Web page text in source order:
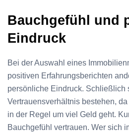
Bauchgefühl und
Eindruck
Bei der Auswahl eines
positiven Erfahrungsberichten
persönliche Eindruck. Schließlich
Vertrauensverhältnis bestehen,
in der Regel um viel Geld geht.
Bauchgefühl vertrauen. Wer sich